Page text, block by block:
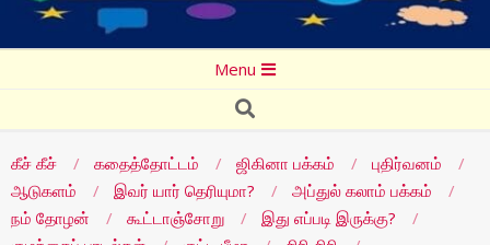
Menu
Search
கீச் கீச் கதைத்தோட்டம் ஜிகினா பக்கம்
புதிர்வனம்
ஆடுகளம்
இவர் யார் தெரியுமா?
அப்துல் கலாம் பக்கம்
நம் தோழன்
கூட்டாஞ்சோறு
இது எப்படி இருக்கு?